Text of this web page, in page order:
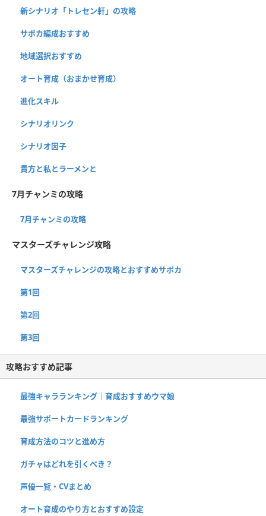
新シナリオ「トレセン軒」の攻略
サポカ編成おすすめ
地域選択おすすめ
オート育成（おまかせ育成）
進化スキル
シナリオリンク
シナリオ因子
貴方と私とラーメンと
7月チャンミの攻略
7月チャンミの攻略
マスターズチャレンジ攻略
マスターズチャレンジの攻略とおすすめサポカ
第1回
第2回
第3回
攻略おすすめ記事
最強キャラランキング｜育成おすすめウマ娘
最強サポートカードランキング
育成方法のコツと進め方
ガチャはどれを引くべき？
声優一覧・CVまとめ
オート育成のやり方とおすすめ設定